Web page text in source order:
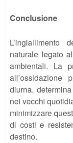
Conclusione
naturale legato
ambientali. La
all’ossidazione
diurna,
nei vecchi
minimizzare
di costi e
destino.